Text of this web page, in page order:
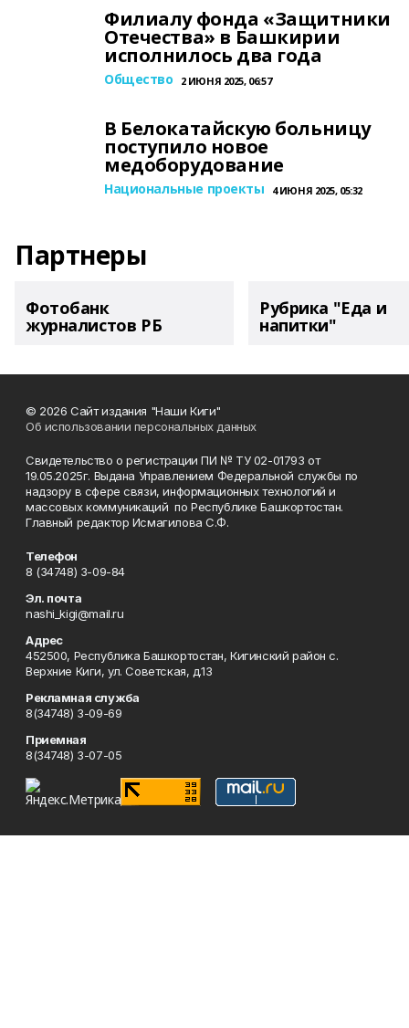
Филиалу фонда «Защитники
Отечества» в Башкирии
исполнилось два года
Общество 2 ИЮНЯ 2025, 06:57
В Белокатайскую больницу
поступило новое
медоборудование
Национальные проекты 4 ИЮНЯ 2025, 05:32
Партнеры
Фотобанк
журналистов РБ
Рубрика "Еда и
напитки"
© 2026 Сайт издания "Наши Киги"
Об использовании персональных данных
Свидетельство о регистрации ПИ № ТУ 02-01793 от
19.05.2025г. Выдана Управлением Федеральной службы по
надзору в сфере связи, информационных технологий и
массовых коммуникаций по Республике Башкортостан.
Главный редактор Исмагилова С.Ф.
Телефон
8 (34748) 3-09-84
Эл. почта
nashi_kigi@mail.ru
Адрес
452500, Республика Башкортостан, Кигинский район с.
Верхние Киги, ул. Советская, д.13
Рекламная служба
8(34748) 3-09-69
Приемная
8(34748) 3-07-05